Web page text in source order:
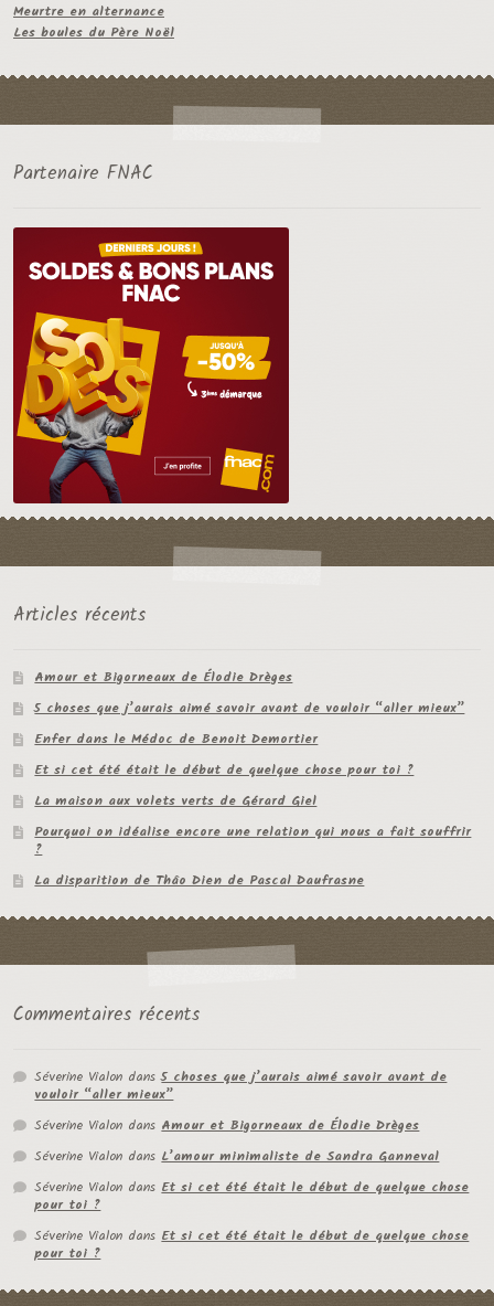
Meurtre en alternance
Les boules du Père Noël
Partenaire FNAC
Articles récents
Amour et Bigorneaux de Élodie Drèges
5 choses que j’aurais aimé savoir avant de vouloir “aller mieux”
Enfer dans le Médoc de Benoit Demortier
Et si cet été était le début de quelque chose pour toi ?
La maison aux volets verts de Gérard Giel
Pourquoi on idéalise encore une relation qui nous a fait souffrir
?
La disparition de Thâo Dien de Pascal Daufrasne
Commentaires récents
Séverine Vialon dans5 choses que j’aurais aimé savoir avant de
vouloir “aller mieux”
Séverine Vialon dans Amour et Bigorneaux de Élodie Drèges
Séverine Vialon dans L’amour minimaliste de Sandra Ganneval
Séverine Vialon dans Et si cet été était le début de quelque chose
pour toi ?
Séverine Vialon dans Et si cet été était le début de quelque chose
pour toi ?